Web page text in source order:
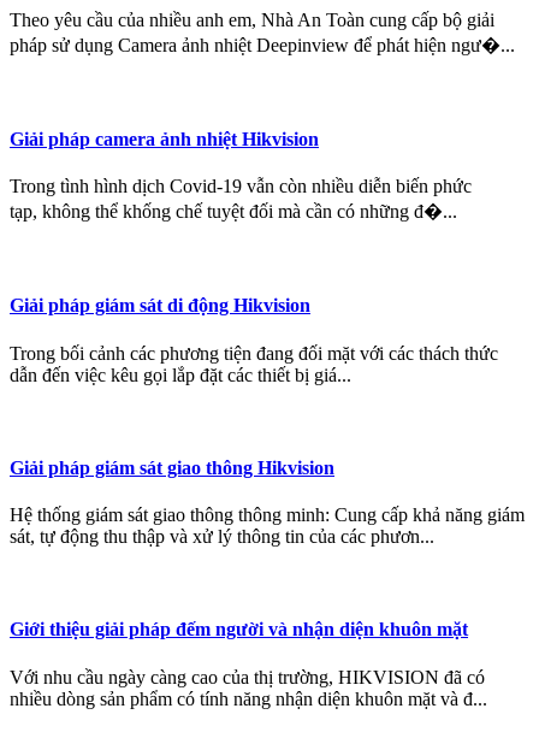
Theo yêu cầu của nhiều anh em, Nhà An Toàn cung cấp bộ giải
pháp sử dụng Camera ảnh nhiệt Deepinview để phát hiện ngư�...
Giải pháp camera ảnh nhiệt Hikvision
Trong tình hình dịch Covid-19 vẫn còn nhiều diễn biến phức
tạp, không thể khống chế tuyệt đối mà cần có những đ�...
Giải pháp giám sát di động Hikvision
Trong bối cảnh các phương tiện đang đối mặt với các thách thức
dẫn đến việc kêu gọi lắp đặt các thiết bị giá...
Giải pháp giám sát giao thông Hikvision
Hệ thống giám sát giao thông thông minh: Cung cấp khả năng giám
sát, tự động thu thập và xử lý thông tin của các phươn...
Giới thiệu giải pháp đếm người và nhận diện khuôn mặt
Với nhu cầu ngày càng cao của thị trường, HIKVISION đã có
nhiều dòng sản phẩm có tính năng nhận diện khuôn mặt và đ...